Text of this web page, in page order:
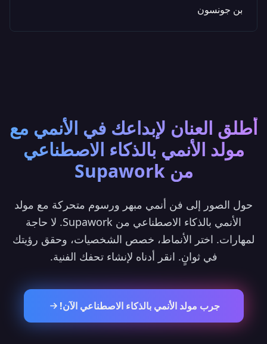
بن جونسون
أطلق العنان لإبداعك في الأنمي مع
مولد الأنمي بالذكاء الاصطناعي
من Supawork
حول الصور إلى فن أنمي مبهر ورسوم متحركة مع مولد
الأنمي بالذكاء الاصطناعي من Supawork. لا حاجة
لمهارات. اختر الأنماط، خصص الشخصيات، وحقق رؤيتك
في ثوانٍ. انقر أدناه لإنشاء تحفك الفنية.
جرب مولد الأنمي بالذكاء الاصطناعي الآن!